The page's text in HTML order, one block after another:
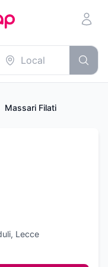
Massari Filati
Lecce